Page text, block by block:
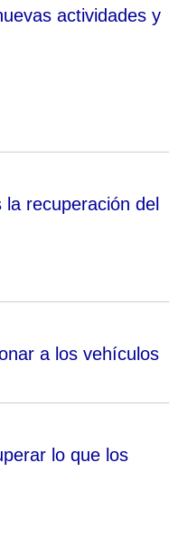
actividades y
recuperación del
a los vehículos
lo que los